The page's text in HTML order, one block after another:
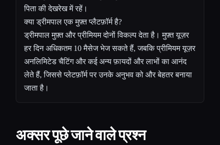
पिता की देखरेख में रहें।
क्या ड्रीमपाल एक मुफ़्त प्लैटफ़ॉर्म है?
ड्रीमपाल मुफ़्त और प्रीमियम दोनों विकल्प देता है। मुफ़्त यूज़र
हर दिन अधिकतम 10 मैसेज भेज सकते हैं, जबकि प्रीमियम यूज़र
अनलिमिटेड चैटिंग और कई अन्य फ़ायदों और लाभों का आनंद
लेते हैं, जिससे प्लेटफ़ॉर्म पर उनके अनुभव को और बेहतर बनाया
जाता है।
अक्सर पूछे जाने वाले प्रश्न